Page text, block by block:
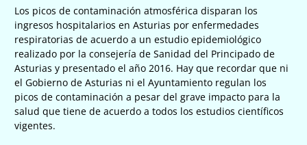
Los picos de contaminación atmosférica disparan los
ingresos hospitalarios en Asturias por enfermedades
respiratorias de acuerdo a un estudio epidemiológico
realizado por la consejería de Sanidad del Principado de
Asturias y presentado el año 2016. Hay que recordar que ni
el Gobierno de Asturias ni el Ayuntamiento regulan los
picos de contaminación a pesar del grave impacto para la
salud que tiene de acuerdo a todos los estudios científicos
vigentes.